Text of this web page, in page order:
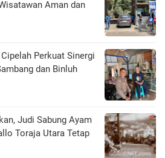
Aman dan
Perkuat Sinergi
dan Binluh
Judi Sabung Ayam
Toraja Utara Tetap